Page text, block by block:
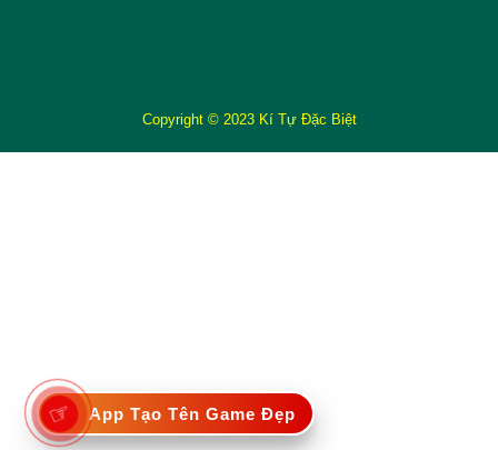
Copyright © 2023 Kí Tự Đặc Biệt
☞ App Tạo Tên Game Đẹp